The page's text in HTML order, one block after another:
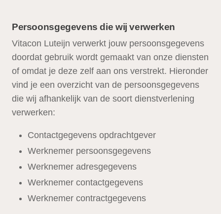
Persoonsgegevens die wij verwerken
Vitacon Luteijn verwerkt jouw persoonsgegevens
doordat gebruik wordt gemaakt van onze diensten
of omdat je deze zelf aan ons verstrekt. Hieronder
vind je een overzicht van de persoonsgegevens
die wij afhankelijk van de soort dienstverlening
verwerken:
Contactgegevens opdrachtgever
Werknemer persoonsgegevens
Werknemer adresgegevens
Werknemer contactgegevens
Werknemer contractgegevens